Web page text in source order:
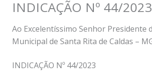
INDICAÇÃO Nº 44/2023
Ao Excelentíssimo Senhor Presidente
Municipal de Santa Rita de Caldas –
INDICAÇÃO Nº 44/2023